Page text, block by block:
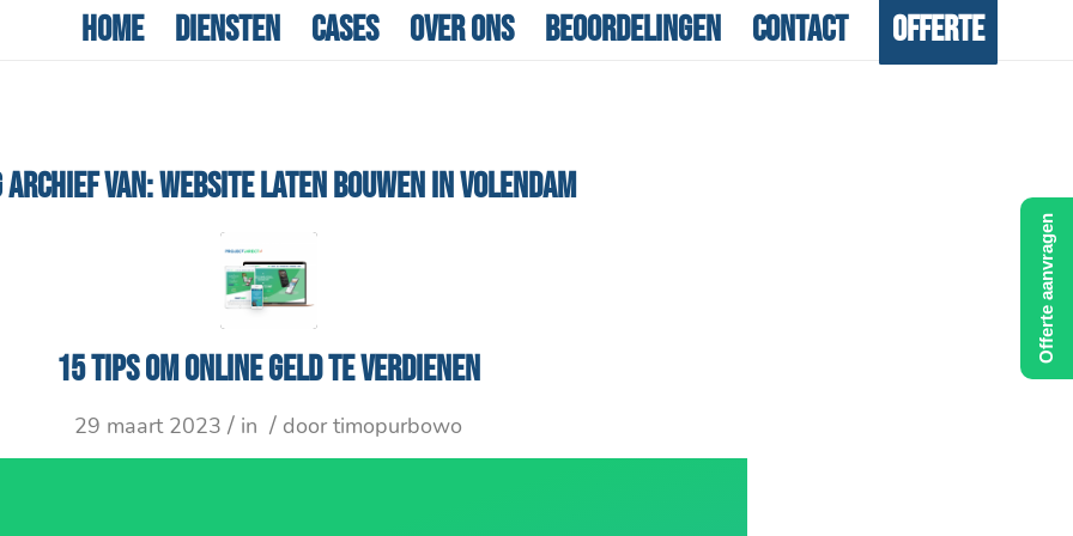
Home Diensten Cases Over ons Beoordelingen Contact Offerte
ARCHIEF VAN:WEBSITE LATEN BOUWEN IN VOLENDAM
15 tips om online geld te verdienen
29 maart 2023 / in / doortimopurbowo
Offerte aanvragen